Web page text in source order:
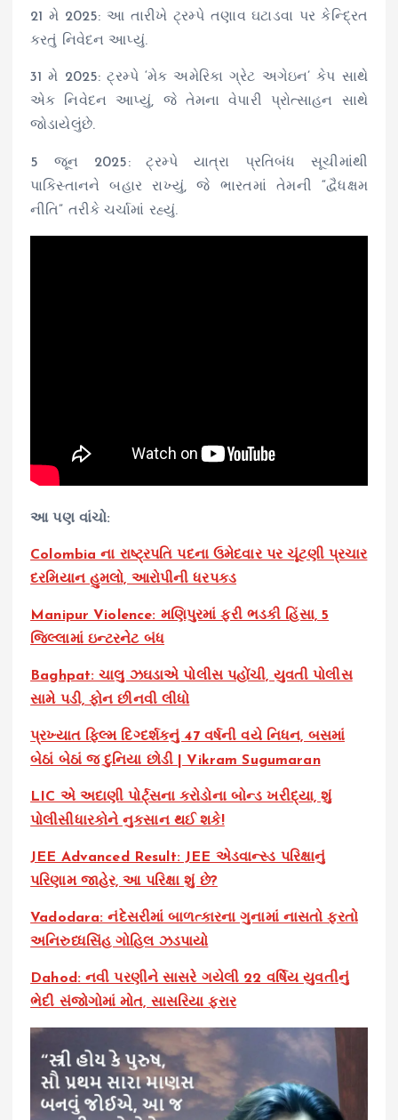
21 મે 2025: આ તારીખે ટ્રમ્પે તણાવ ઘટાડવા પર કેન્દ્રિત
કરતું નિવેદન આપ્યું.
31 મે 2025: ટ્રમ્પે ‘મેક અમેરિકા ગ્રેટ અગેઇન’ કેપ સાથે
એક નિવેદન આપ્યું, જે તેમના વેપારી પ્રોત્સાહન સાથે
જોડાયેલુંછે.
5 જૂન 2025: ટ્રમ્પે યાત્રા પ્રતિબંધ સૂચીમાંથી
પાકિસ્તાનને બહાર રાખ્યું, જે ભારતમાં તેમની “દ્વૈધક્ષમ
નીતિ” તરીકે ચર્ચામાં રહ્યું.
આ પણ વાંચો:
Colombia ના રાષ્ટ્રપતિ પદના ઉમેદવાર પર ચૂંટણી પ્રચાર
દરમિયાન હુમલો, આરોપીની ધરપકડ
Manipur Violence: મણિપુરમાં ફરી ભડકી હિંસા, 5
જિલ્લામાં ઇન્ટરનેટ બંધ
Baghpat: ચાલુ ઝઘડાએ પોલીસ પહોંચી, યુવતી પોલીસ
સામે પડી, ફોન છીનવી લીધો
પ્રખ્યાત ફિલ્મ દિગ્દર્શકનું 47 વર્ષની વયે નિધન, બસમાં
બેઠાં બેઠાં જ દુનિયા છોડી | Vikram Sugumaran
LIC એ અદાણી પોર્ટ્સના કરોડોના બોન્ડ ખરીદ્યા, શું
પોલીસીધારકોને નુકસાન થઈ શકે!
JEE Advanced Result: JEE એડવાન્સ્ડ પરિક્ષાનું
પરિણામ જાહેર, આ પરિક્ષા શું છે?
Vadodara: નંદેસરીમાં બાળત્કારના ગુનામાં નાસતો ફરતો
અનિરુધ્ધસિંહ ગોહિલ ઝડપાયો
Dahod: નવી પરણીને સાસરે ગયેલી 22 વર્ષિય યુવતીનું
ભેદી સંજોગોમાં મોત, સાસરિયા ફરાર